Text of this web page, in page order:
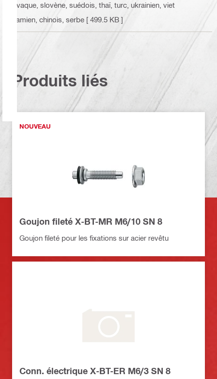
ovaque, slovène, suédois, thaï, turc, ukrainien, viet
namien, chinois, serbe [ 499.5 KB ]
Produits liés
NOUVEAU
Goujon fileté X-BT-MR M6/10 SN 8
Goujon fileté pour les fixations sur acier revêtu
Conn. électrique X-BT-ER M6/3 SN 8